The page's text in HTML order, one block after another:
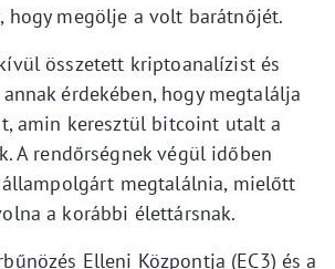
hogy megölje a volt barátnőjét.
összetett kriptoanalízist és
érdekében, hogy megtalálja
amin keresztül bitcoint utalt a
A rendőrségnek végül időben
megtalálnia, mielőtt
a korábbi élettársnak.
Elleni Központja (EC3) és a